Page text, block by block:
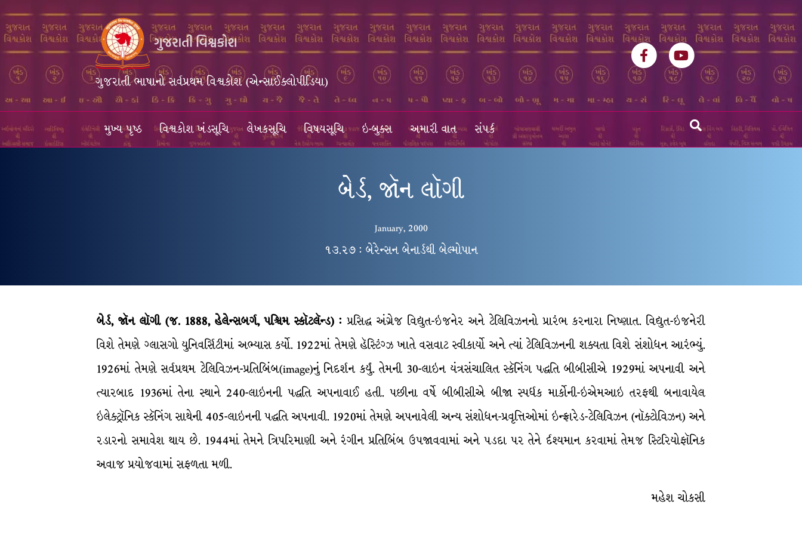
ગુજરાતી ભાષાનો સર્વપ્રથમ વિશ્વકોશ (એન્સાઈક્લોપીડિયા)
FacebookYoutube
મુખ્ય પૃષ્ઠ વિશ્વકોશ ખંડસૂચિ લેખકસૂચિ વિષયસૂચિ ઇ-બુક્સ અમારી વાત સંપર્ક
બેર્ડ, જૉન લૉગી
January, 2000
૧૩.૨૭ : બેરેન્સન બેનાર્ડથી બેલ્મોપાન
બેર્ડ, જૉન લૉગી (જ. 1888, હેલેન્સબર્ગ, પશ્ચિમ સ્કૉટલૅન્ડ) : પ્રસિદ્ધ અંગ્રેજ વિદ્યુત-ઇજનેર અને ટેલિવિઝનનો પ્રારંભ કરનારા નિષ્ણાત. વિદ્યુત-ઇજનેરી
વિશે તેમણે ગ્લાસગો યુનિવર્સિટીમાં અભ્યાસ કર્યો. 1922માં તેમણે હૅસ્ટિંગ્ઝ ખાતે વસવાટ સ્વીકાર્યો અને ત્યાં ટેલિવિઝનની શક્યતા વિશે સંશોધન આરંભ્યું.
1926માં તેમણે સર્વપ્રથમ ટેલિવિઝન-પ્રતિબિંબ(image)નું નિદર્શન કર્યું. તેમની 30-લાઇન યંત્રસંચાલિત સ્કૅનિંગ પદ્ધતિ બીબીસીએ 1929માં અપનાવી અને
ત્યારબાદ 1936માં તેના સ્થાને 240-લાઇનની પદ્ધતિ અપનાવાઈ હતી. પછીના વર્ષે બીબીસીએ બીજા સ્પર્ધક માર્કોની-ઇએમઆઇ તરફથી બનાવાયેલ
ઇલેક્ટ્રૉનિક સ્કૅનિંગ સાથેની 405-લાઇનની પદ્ધતિ અપનાવી. 1920માં તેમણે અપનાવેલી અન્ય સંશોધન-પ્રવૃત્તિઓમાં ઇન્ફ્રારેડ-ટેલિવિઝન (નૉક્ટોવિઝન) અને
રડારનો સમાવેશ થાય છે. 1944માં તેમને ત્રિપરિમાણી અને રંગીન પ્રતિબિંબ ઉપજાવવામાં અને પડદા પર તેને ર્દશ્યમાન કરવામાં તેમજ સ્ટિરિયોફૉનિક
અવાજ પ્રયોજવામાં સફળતા મળી.
મહેશ ચોકસી